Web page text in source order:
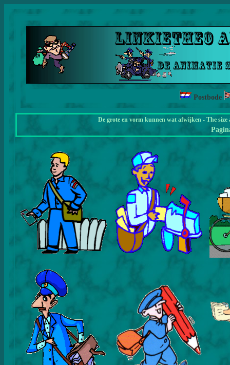
Postbode
De grote en vorm kunnen wat afwijken - The